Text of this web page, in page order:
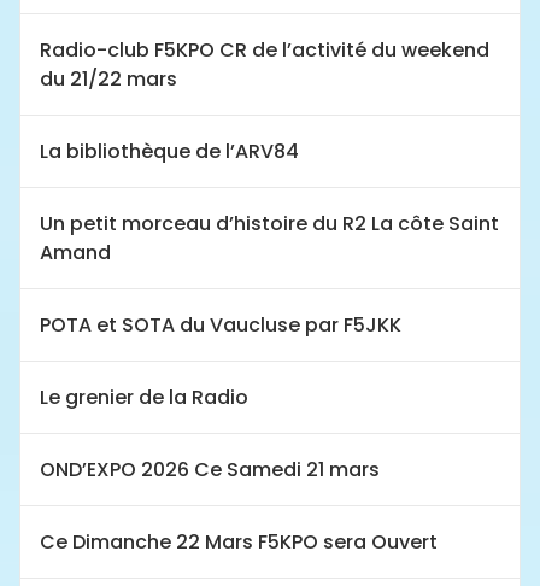
Radio-club F5KPO CR de l’activité du weekend
du 21/22 mars
La bibliothèque de l’ARV84
Un petit morceau d’histoire du R2 La côte Saint
Amand
POTA et SOTA du Vaucluse par F5JKK
Le grenier de la Radio
OND’EXPO 2026 Ce Samedi 21 mars
Ce Dimanche 22 Mars F5KPO sera Ouvert